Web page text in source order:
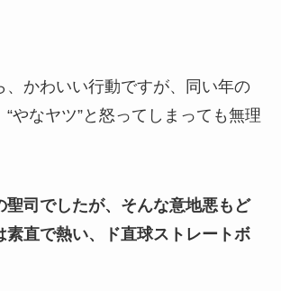
、かわいい行動ですが、同い年の
やなヤツ”と怒ってしまっても無理
聖司でしたが、そんな意地悪もど
素直で熱い、ド直球ストレートボ